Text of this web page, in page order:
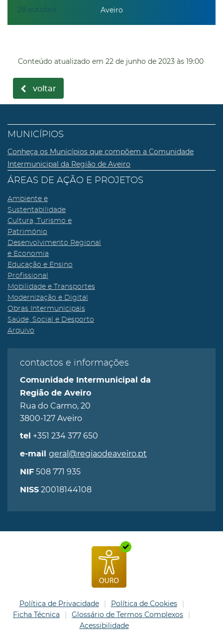
28 outubro Aveiro
Conteúdo atualizado em 22 de junho de 2023 às 19:00
voltar
MUNICÍPIOS
Conheça os Municípios que compõem a Comunidade
Intermunicipal da Região de Aveiro
ÁREAS DE AÇÃO E PROJETOS
Ambiente e
Sustentabilidade
Cultura, Turismo e
Património
Desenvolvimento Regional
e Economia
Educação e Ensino
Profissional
Mobilidade e Transportes
Modernização e Digital
Obras Intermunicipais
Saúde, Social e Desporto
Arquivo
contactos e informações
Comunidade Intermunicipal da
Região de Aveiro
Rua do Carmo, 20
3800-127 Aveiro
tel +351 234 377 650
e-mail geral@regiaodeaveiro.pt
NIF 508 771 935
NISS 20018144108
Política de Privacidade
Política de Cookies
Ficha Técnica
Glossário de Termos Complexos
Acessibilidade